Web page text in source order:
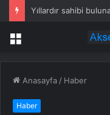
Yıllardır sahibi
Menü
Anasayfa / Haber
Haber